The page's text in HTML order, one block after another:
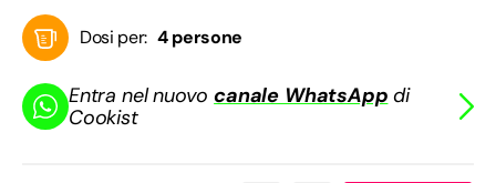
Dosi per: 4 persone
Entra nel nuovocanale WhatsApp di
Cookist